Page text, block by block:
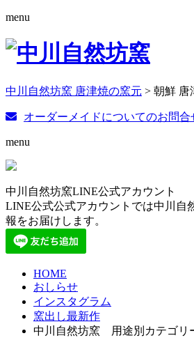
menu
中川自然坊窯 唐津焼の窯元 > 朝鮮 唐
オーダーメイドについてのお問合
menu
中川自然坊窯LINE公式アカウント
LINE公式公式アカウントでは中川自
報をお届けします。
HOME
おしらせ
インスタグラム
窯出し最新作
中川自然坊窯 用途別カテゴリ